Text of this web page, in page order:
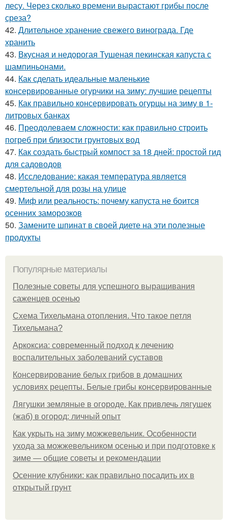
лесу. Через сколько времени вырастают грибы после
среза?
42. Длительное хранение свежего винограда. Где
хранить
43. Вкусная и недорогая Тушеная пекинская капуста с
шампиньонами.
44. Как сделать идеальные маленькие
консервированные огурчики на зиму: лучшие рецепты
45. Как правильно консервировать огурцы на зиму в 1-
литровых банках
46. Преодолеваем сложности: как правильно строить
погреб при близости грунтовых вод
47. Как создать быстрый компост за 18 дней: простой гид
для садоводов
48. Исследование: какая температура является
смертельной для розы на улице
49. Миф или реальность: почему капуста не боится
осенних заморозков
50. Замените шпинат в своей диете на эти полезные
продукты
Популярные материалы
Полезные советы для успешного выращивания
саженцев осенью
Схема Тихельмана отопления. Что такое петля
Тихельмана?
Аркоксиа: современный подход к лечению
воспалительных заболеваний суставов
Консервирование белых грибов в домашних
условиях рецепты. Белые грибы консервированные
Лягушки земляные в огороде. Как привлечь лягушек
(жаб) в огород: личный опыт
Как укрыть на зиму можжевельник. Особенности
ухода за можжевельником осенью и при подготовке к
зиме — общие советы и рекомендации
Осенние клубники: как правильно посадить их в
открытый грунт